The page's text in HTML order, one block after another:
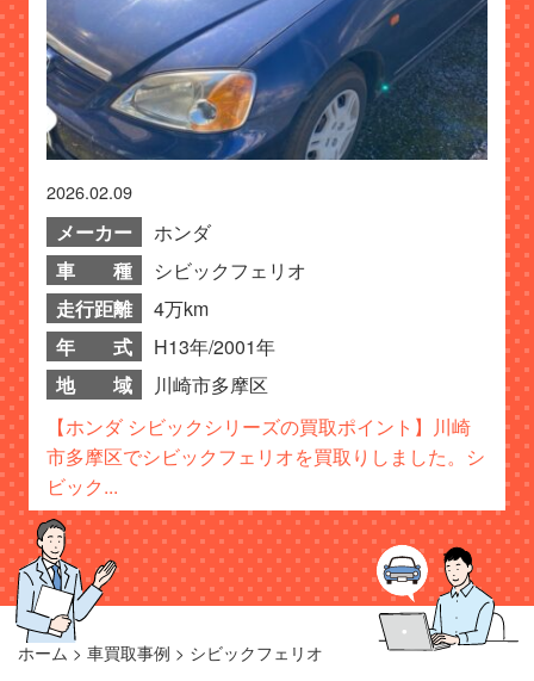
2026.02.09
メーカー
ホンダ
車 種
シビックフェリオ
走行距離
4万km
年 式
H13年/2001年
地 域
川崎市多摩区
【ホンダ シビックシリーズの買取ポイント】川崎
市多摩区でシビックフェリオを買取りしました。シ
ビック...
ホーム > 車買取事例 > シビックフェリオ